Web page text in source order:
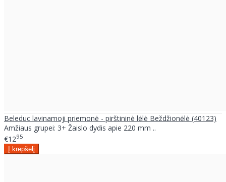
Beleduc lavinamoji priemonė - pirštininė lėlė Beždžionėlė (40123)
Amžiaus grupei: 3+ Žaislo dydis apie 220 mm ..
€1295